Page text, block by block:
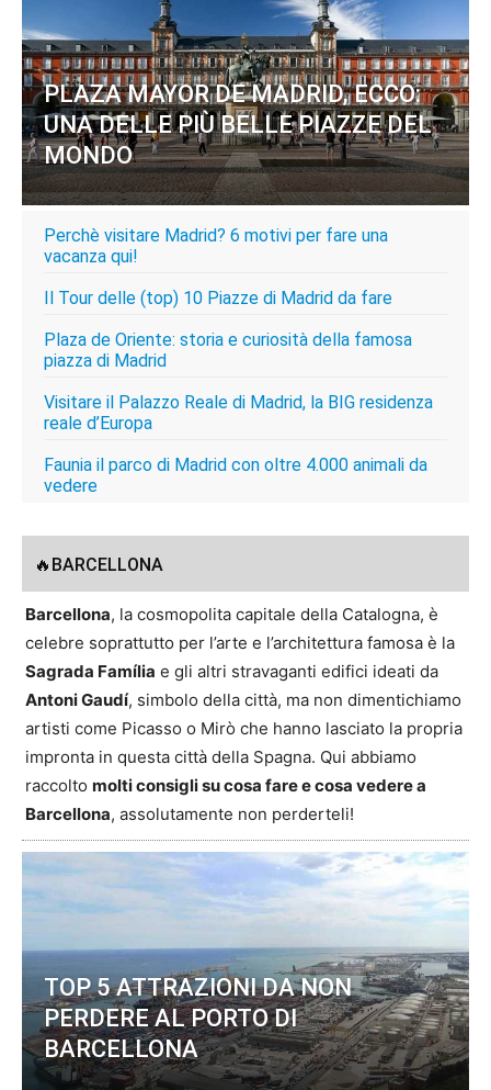
PLAZA MAYOR DE MADRID, ECCO:
UNA DELLE PIÙ BELLE PIAZZE DEL
MONDO
Perchè visitare Madrid? 6 motivi per fare una
vacanza qui!
Il Tour delle (top) 10 Piazze di Madrid da fare
Plaza de Oriente: storia e curiosità della famosa
piazza di Madrid
Visitare il Palazzo Reale di Madrid, la BIG residenza
reale d’Europa
Faunia il parco di Madrid con oltre 4.000 animali da
vedere
🔥BARCELLONA
Barcellona, la cosmopolita capitale della Catalogna, è
celebre soprattutto per l’arte e l’architettura famosa è la
Sagrada Família e gli altri stravaganti edifici ideati da
Antoni Gaudí, simbolo della città, ma non dimentichiamo
artisti come Picasso o Mirò che hanno lasciato la propria
impronta in questa città della Spagna. Qui abbiamo
raccolto molti consigli su cosa fare e cosa vedere a
Barcellona, assolutamente non perderteli!
TOP 5 ATTRAZIONI DA NON
PERDERE AL PORTO DI
BARCELLONA